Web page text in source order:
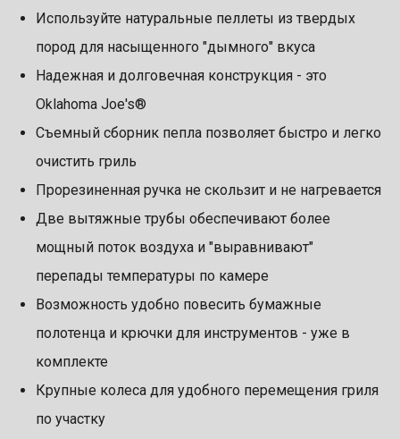
Используйте натуральные пеллеты из твердых
пород для насыщенного "дымного" вкуса
Надежная и долговечная конструкция - это
Oklahoma Joe's®
Съемный сборник пепла позволяет быстро и легко
очистить гриль
Прорезиненная ручка не скользит и не нагревается
Две вытяжные трубы обеспечивают более
мощный поток воздуха и "выравнивают"
перепады температуры по камере
Возможность удобно повесить бумажные
полотенца и крючки для инструментов - уже в
комплекте
Крупные колеса для удобного перемещения гриля
по участку